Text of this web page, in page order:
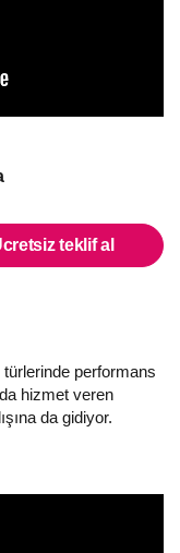
teklif al
performans
hizmet veren
da gidiyor.